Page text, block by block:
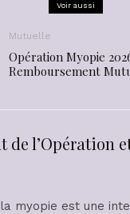
Voir aussi
Mutuelle
Opération Myopie
Remboursement
de l’Opération
myopie est une